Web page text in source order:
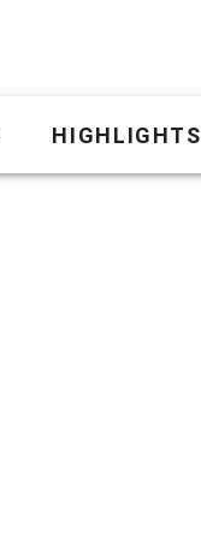
HIGHLIGHTS